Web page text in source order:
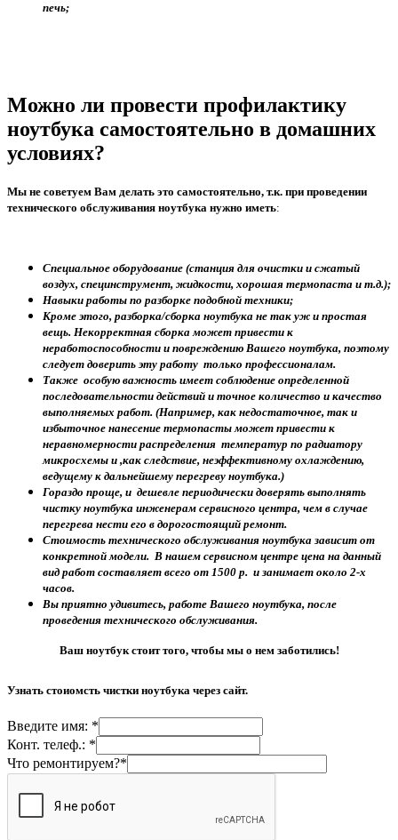
печь;
Можно ли провести профилактику
ноутбука самостоятельно в домашних
условиях?
Мы не советуем Вам делать это самостоятельно, т.к. при проведении
технического обслуживания ноутбука нужно иметь:
Специальное оборудование (станция для очистки и сжатый
воздух, специнструмент, жидкости, хорошая термопаста и т.д.);
Навыки работы по разборке подобной техники;
Кроме этого, разборка/сборка ноутбука не так уж и простая
вещь. Некорректная сборка может привести к
неработоспособности и повреждению Вашего ноутбука, поэтому
следует доверить эту работу только профессионалам.
Также особую важность имеет соблюдение определенной
последовательности действий и точное количество и качество
выполняемых работ. (Например, как недостаточное, так и
избыточное нанесение термопасты может привести к
неравномерности распределения температур по радиатору
микросхемы и ,как следствие, неэффективному охлаждению,
ведущему к дальнейшему перегреву ноутбука.)
Гораздо проще, и дешевле периодически доверять выполнять
чистку ноутбука инженерам сервисного центра, чем в случае
перегрева нести его в дорогостоящий ремонт.
Стоимость технического обслуживания ноутбука зависит от
конкретной модели. В нашем сервисном центре цена на данный
вид работ составляет всего от 1500 р. и занимает около 2-х
часов.
Вы приятно удивитесь, работе Вашего ноутбука, после
проведения технического обслуживания.
Ваш ноутбук стоит того, чтобы мы о нем заботились!
Узнать стоиомсть чистки ноутбука через сайт.
Введите имя: *
Конт. телеф.: *
Что ремонтируем?*